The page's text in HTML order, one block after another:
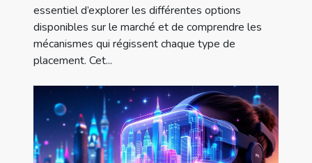
essentiel d’explorer les différentes options
disponibles sur le marché et de comprendre les
mécanismes qui régissent chaque type de
placement. Cet...